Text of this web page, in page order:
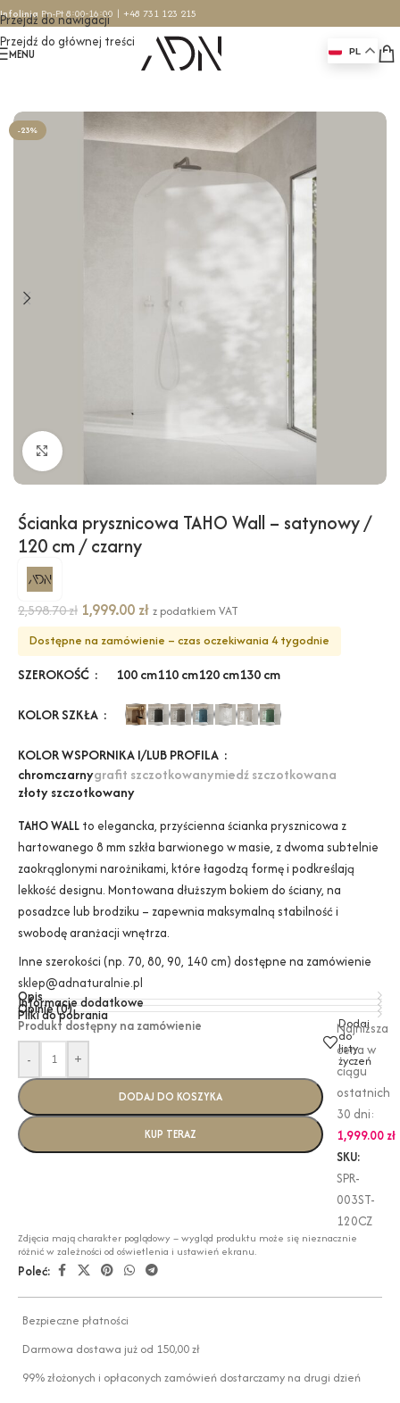
Przejdź do nawigacji
Przejdź do głównej treści
Infolinia Pn-Pt 8:00-16:00 | +48 731 123 215
MENU PL
Ścianki prysznicowe Ścianki przyścienne
-23%
Kliknij, aby powiększyć
Ścianka prysznicowa TAHO Wall – satynowy /
120 cm / czarny
2,598.70zł 1,999.00 zł z podatkiem VAT
Dostępne na zamówienie – czas oczekiwania 4 tygodnie
SZEROKOŚĆ 100 cm110 cm120 cm130 cm
KOLOR SZKŁA
KOLOR WSPORNIKA I/LUB PROFILA
chromczarnygrafit szczotkowanymiedź szczotkowana
złoty szczotkowany
TAHO WALL to elegancka, przyścienna ścianka prysznicowa z
hartowanego 8 mm szkła barwionego w masie, z dwoma subtelnie
zaokrąglonymi narożnikami, które łagodzą formę i podkreślają
lekkość designu. Montowana dłuższym bokiem do ściany, na
posadzce lub brodziku – zapewnia maksymalną stabilność i
swobodę aranżacji wnętrza.
Inne szerokości (np. 70, 80, 90, 140 cm) dostępne na zamówienie
sklep@adnaturalnie.pl
Opis
Informacje dodatkowe
Opinie (0)
Pliki do pobrania
Produkt dostępny na zamówienie
-
+
DODAJ DO KOSZYKA
KUP TERAZ
Dodaj
do
listy
życzeń
Najniższa
cena w
ciągu
ostatnich
30 dni:
1,999.00 zł
SKU:
SPR-
003ST-
120CZ
Zdjęcia mają charakter poglądowy – wygląd produktu może się nieznacznie
różnić w zależności od oświetlenia i ustawień ekranu.
Poleć:
Bezpieczne płatności
Darmowa dostawa już od 150,00 zł
99% złożonych i opłaconych zamówień dostarczamy na drugi dzień